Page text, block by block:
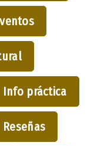
Info práctica
Reseñas